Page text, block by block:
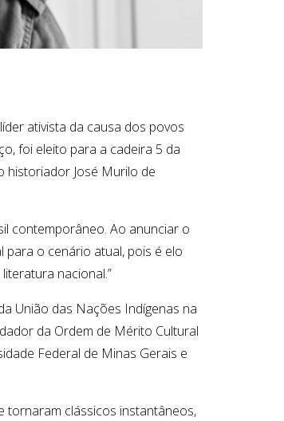
ativista da causa dos povos
foi eleito para a cadeira 5 da
historiador José Murilo de
contemporâneo. Ao anunciar o
para o cenário atual, pois é elo
nacional.”
União das Nações Indígenas na
da Ordem de Mérito Cultural
Federal de Minas Gerais e
tornaram clássicos instantâneos,